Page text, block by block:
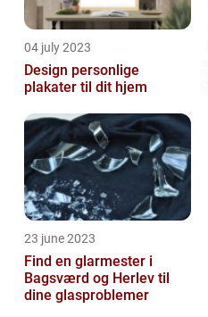
04 july 2023
Design personlige
plakater til dit hjem
23 june 2023
Find en glarmester i
Bagsværd og Herlev til
dine glasproblemer